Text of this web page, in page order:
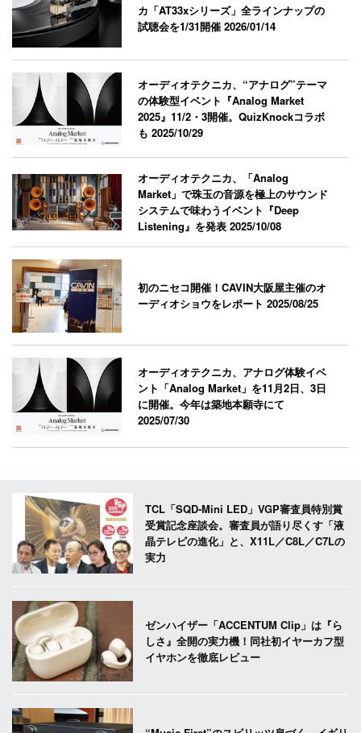
カ「AT33xシリーズ」全ラインナップの
試聴会を1/31開催2026/01/14
オーディオテクニカ、“アナログ”テーマ
の体験型イベント『Analog Market
2025』11/2・3開催。QuizKnockコラボ
も2025/10/29
オーディオテクニカ、「Analog
Market」で珠玉の音源を極上のサウンド
システムで味わうイベント『Deep
Listening』を発表2025/10/08
初のニセコ開催！CAVIN大阪屋主催のオ
ーディオショウをレポート2025/08/25
オーディオテクニカ、アナログ体験イベ
ント「Analog Market」を11月2日、3日
に開催。今年は築地本願寺にて
2025/07/30
TCL「SQD-Mini LED」VGP審査員特別賞
受賞記念座談会。審査員が語り尽くす「液
晶テレビの進化」と、X11L／C8L／C7Lの
実力
ゼンハイザー「ACCENTUM Clip」は『ら
しさ』全開の実力機！同社初イヤーカフ型
イヤホンを徹底レビュー